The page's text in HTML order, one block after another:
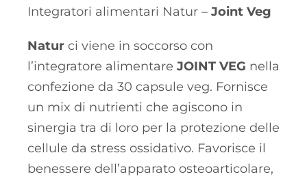
Integratori alimentari Natur – Joint Veg
Natur ci viene in soccorso con
l’integratore alimentare JOINT VEG nella
confezione da 30 capsule veg. Fornisce
un mix di nutrienti che agiscono in
sinergia tra di loro per la protezione delle
cellule da stress ossidativo. Favorisce il
benessere dell’apparato osteoarticolare,